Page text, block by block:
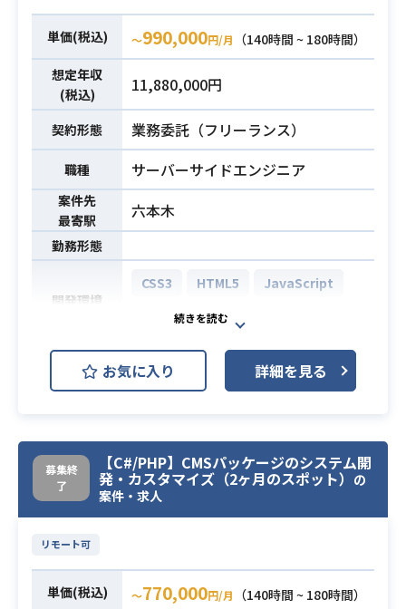
CAサイクルの実施
・レガシーコード改善に向けたフロ
ントエンド周りのリファクタリング
及び利用ライブラリ、ツール類のア
・フロントエンド関連技術の技術選
定
・デザイナーとの協働によるデザイ
ンシステムの策定及び導入・定着化
必須スキル
・モダンなJavaScriptフレームワー
ク（React.js、Angular.js、Vue.js
等）を用いたフロントエンド開発の
・コンポーネント指向によるCSS開
発の知識やご経験
・Git等バージョン管理システムを用
いた開発スキル）
ドエンジニアやデザイナーと協業し
たご経験
単価(税込) 〜990,000円/月
（140時間 ~ 180時間）
想定年収
(税込)
11,880,000円
契約形態 業務委託（フリーランス）
職種 サーバーサイドエンジニア
案件先
最寄駅
六本木
勤務形態
開発環境
CSS3 HTML5
JavaScript
日本最大級の法律ポータルサイトの
開発において、サービス改善及びそ
るDXの向上にご尽力いただきます。
サーバーサイドを主軸として、新規
機能開発や既存機能改修、技術課題
の解決、DX(Developer Experience)
改善によるプロダクトの成長を担っ
ていただきます。
お気に入り 詳細を見る
募集終
了
【C#/PHP】CMSパッケージのシステム開
発・カスタマイズ（2ヶ月のスポット） の
案件・求人
リモート可
単価(税込) 〜770,000円/月 （140時間 ~ 180時間）